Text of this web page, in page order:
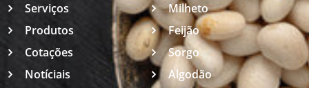
Serviços
Produtos
Cotações
Notíciais
Milheto
Feijão
Sorgo
Algodão